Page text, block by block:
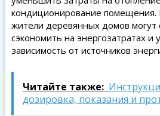
кондиционирование помещения.
жители деревянных домов могут
сэкономить на энергозатратах
зависимость от источников
Читайте также:
дозировка, показания и